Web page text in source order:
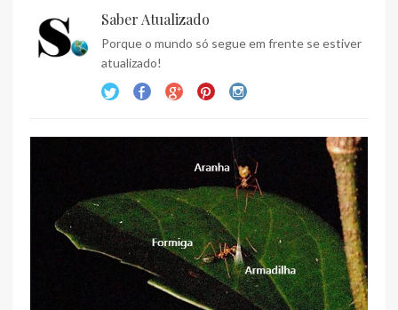
Saber Atualizado
Porque o mundo só segue em frente se estiver
atualizado!